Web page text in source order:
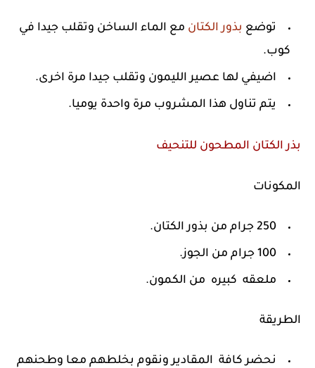
توضع بذور الكتان مع الماء الساخن وتقلب جيدا في
كوب.
اضيفي لها عصير الليمون وتقلب جيدا مرة اخرى.
يتم تناول هذا المشروب مرة واحدة يوميا.
بذر الكتان المطحون للتنحيف
المكونات
250 جرام من بذور الكتان.
100 جرام من الجوز.
ملعقه كبيره من الكمون.
الطريقة
نحضر كافة المقادير ونقوم بخلطهم معا وطحنهم